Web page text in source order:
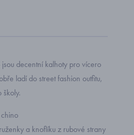
decentní kalhoty pro vícero
ladí do street fashion outfitu,
školy.
a knoflíku z rubové strany